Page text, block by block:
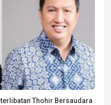
Thohir Bersaudara